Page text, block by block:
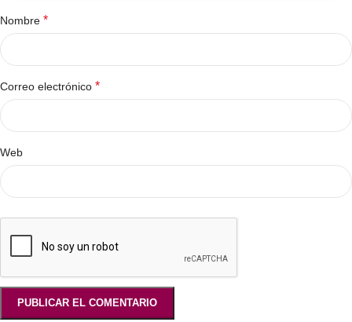
Nombre *
Correo electrónico *
Web